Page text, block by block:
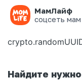
МамЛайф
соцсеть
Ошибка на
Найдите